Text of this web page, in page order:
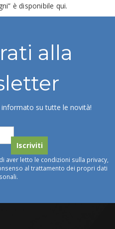
è disponibile qui.
alla
su tutte le novità!
aver letto le condizioni sulla privacy,
al trattamento dei propri dati